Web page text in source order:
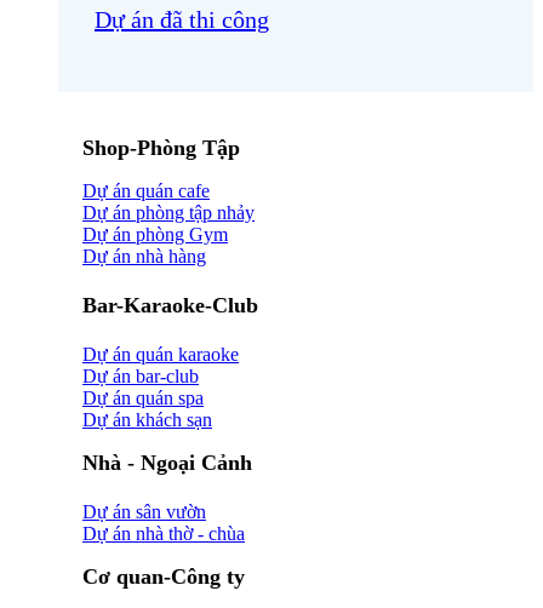
Dự án đã thi công
Shop-Phòng Tập
Dự án quán cafe
Dự án phòng tập nhảy
Dự án phòng Gym
Dự án nhà hàng
Bar-Karaoke-Club
Dự án quán karaoke
Dự án bar-club
Dự án quán spa
Dự án khách sạn
Nhà - Ngoại Cảnh
Dự án sân vườn
Dự án nhà thờ - chùa
Cơ quan-Công ty